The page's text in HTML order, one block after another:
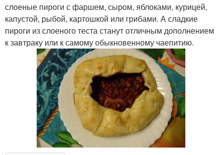
слоеные пироги с фаршем, сыром, яблоками, курицей,
капустой, рыбой, картошкой или грибами. А сладкие
пироги из слоеного теста станут отличным дополнением
к завтраку или к самому обыкновенному чаепитию.